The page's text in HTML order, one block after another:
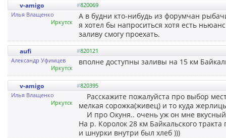
v-amigo #820069
Илья Влащенко
Иркутск
А в будни кто-нибудь из форумчан
я хотел бы напроситься хотя есть
заливу смогу проехать.
aufi #820121
Александр Уфимцев
Иркутск
вполне доступны заливы на 15 км
v-amigo #820395
Илья Влащенко
Иркутск
Расскажите пожалуйста про выбор
мелкая сорожка(живец) и то куда
И про Окуня.. очень уж он мне
На р. Королок 28 км Байкальского
и шнурки внутри был хлеб )))